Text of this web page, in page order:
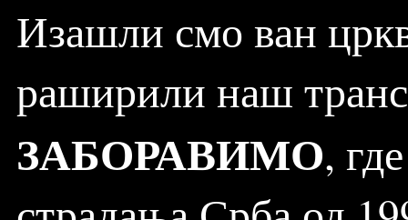
Изашли смо ван
раширили наш
ЗАБОРАВИМО,